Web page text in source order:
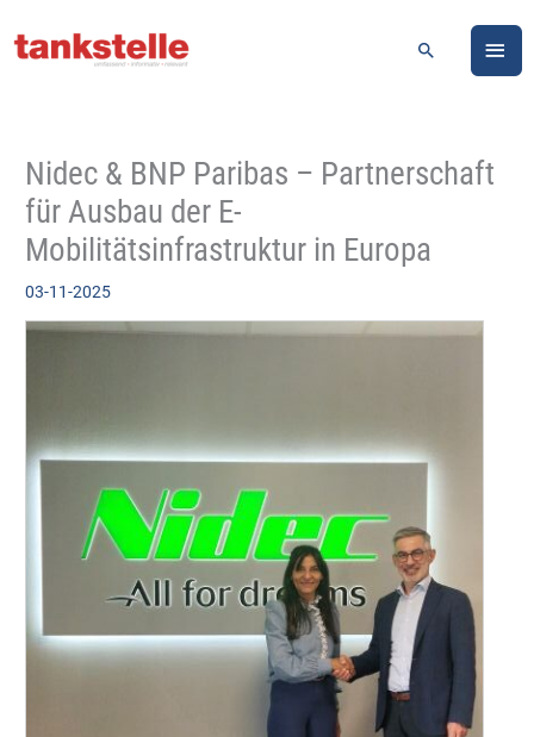
Inhalt
Suchen
Nidec & BNP Paribas – Partnerschaft
für Ausbau der E-
Mobilitätsinfrastruktur in Europa
03-11-2025